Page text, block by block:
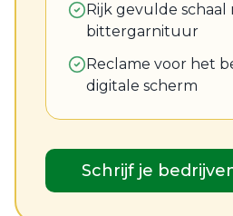
Rijk gevulde schaal
bittergarnituur
Reclame voor het
digitale scherm
Schrijf je